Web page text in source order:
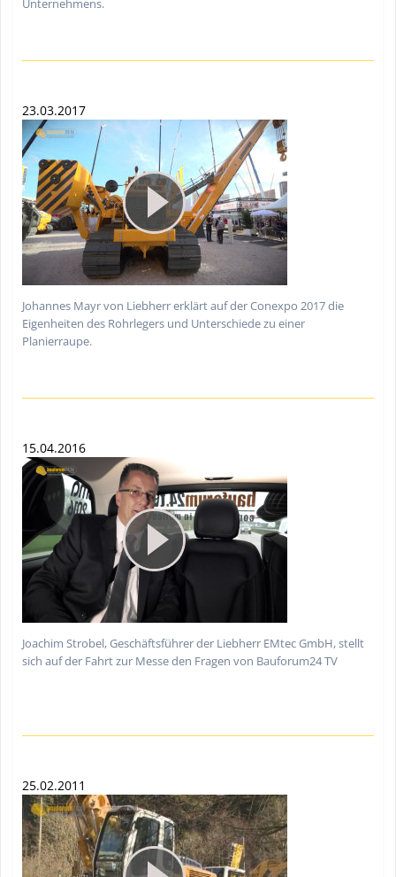
Unternehmens.
23.03.2017
Johannes Mayr von Liebherr erklärt auf der Conexpo 2017 die
Eigenheiten des Rohrlegers und Unterschiede zu einer
Planierraupe.
15.04.2016
Joachim Strobel, Geschäftsführer der Liebherr EMtec GmbH, stellt
sich auf der Fahrt zur Messe den Fragen von Bauforum24 TV
25.02.2011